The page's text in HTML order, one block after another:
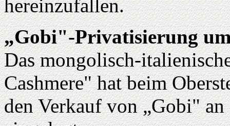
hereinzufallen.
„Gobi"-Privatisierung
Das mongolisch-
Cashmere" hat beim
den Verkauf von „Gobi"